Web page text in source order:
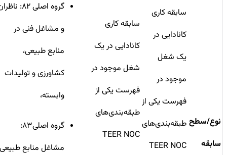
نوع/سطح
سابقه
سابقه کاری
کانادایی در
یک شغل
موجود در
فهرست یکی از
طبقه‌بندی‌های
TEER NOC
سابقه کاری
کانادایی در یک
شغل موجود در
فهرست یکی از
طبقه‌بندی‌های
TEER NOC
گروه اصلی ۸۲: ناظران
و مشاغل فنی در
منابع طبیعی،
کشاورزی و تولیدات
وابسته،
گروه اصلی۸۳:
مشاغل منابع طبیعی